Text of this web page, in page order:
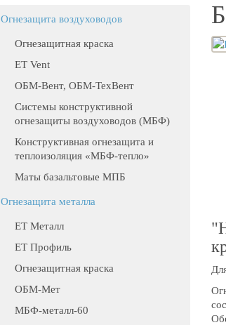
Огнезащита воздуховодов
Огнезащитная краска
ET Vent
ОБМ-Вент, ОБМ-ТехВент
Системы конструктивной
огнезащиты воздуховодов (МБФ)
Конструктивная огнезащита и
теплоизоляция «МБФ-тепло»
Маты базальтовые МПБ
Огнезащита металла
ЕТ Металл
ET Профиль
Огнезащитная краска
ОБМ-Мет
МБФ-металл-60